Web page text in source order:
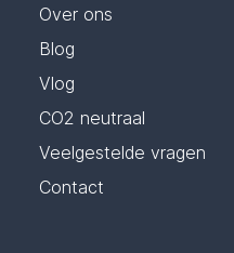
Over ons
Blog
Vlog
CO2 neutraal
Veelgestelde vragen
Contact